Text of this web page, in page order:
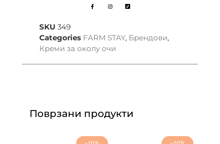
SKU 349
Categories FARM STAY, Брендови,
Креми за околу очи
Поврзани продукти